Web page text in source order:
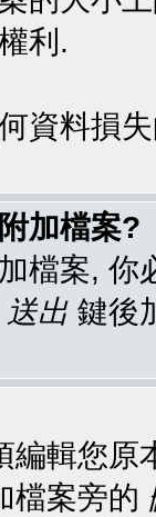
利.
資料損
加檔案?
檔案,
送出 鍵後
編輯您
檔案旁的